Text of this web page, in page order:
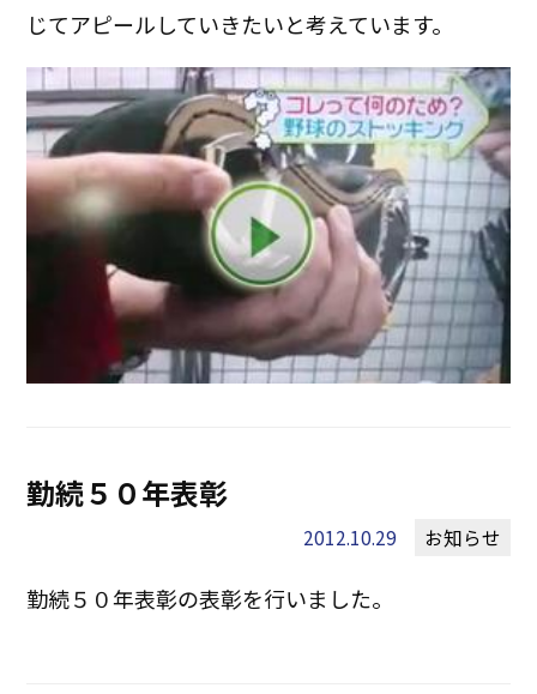
じてアピールしていきたいと考えています。
勤続５０年表彰
2012.10.29 お知らせ
勤続５０年表彰の表彰を行いました。